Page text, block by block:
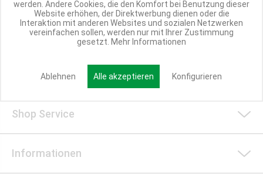
Kundenservice/Widerruf
Shop Service
Informationen
werden. Andere Cookies, die den Komfort bei Benutzung dieser
Website erhöhen, der Direktwerbung dienen oder die
Interaktion mit anderen Websites und sozialen Netzwerken
vereinfachen sollen, werden nur mit Ihrer Zustimmung
gesetzt. Mehr Informationen
Ablehnen Alle akzeptieren Konfigurieren